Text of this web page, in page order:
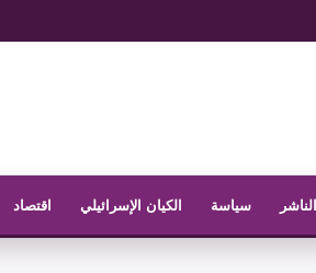
سياسة الكيان الإسرائيلي اقتصاد